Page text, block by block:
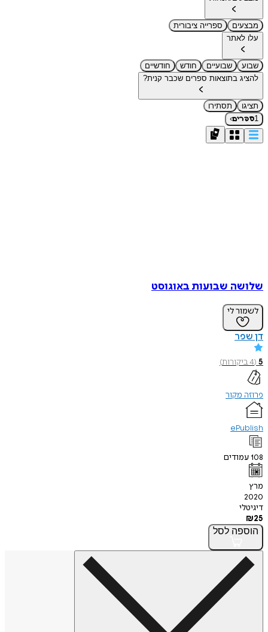
מבצעים
ספרייה ציבורית
עלו לאתר
שבוע שבועיים חודש
חודשיים
להציג בתוצאות ספרים שכבר קנית?
תציגו
תסתירו
1ספרים›
שלושה שבועות באוגוסט
לשמור לי
דן שפר
5
(
4ביקורות)
פרוזה מקור
ePublish
108עמודים
מרץ
2020
דיגיטלי
₪25
הוספה לסל